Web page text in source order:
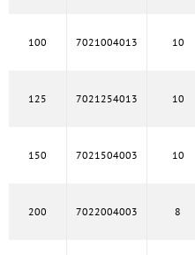
100 7021004013 10
125 7021254013 10
150 7021504003 10
200 7022004003 8